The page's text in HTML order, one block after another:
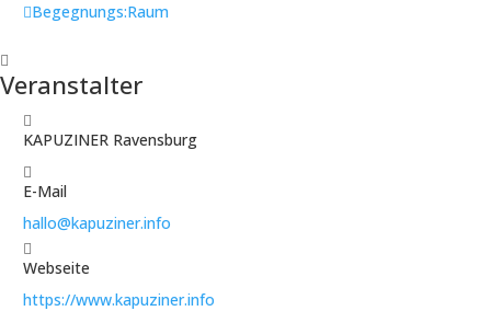
Begegnungs:Raum
Veranstalter
KAPUZINER Ravensburg
E-Mail
hallo@kapuziner.info
Webseite
https://www.kapuziner.info